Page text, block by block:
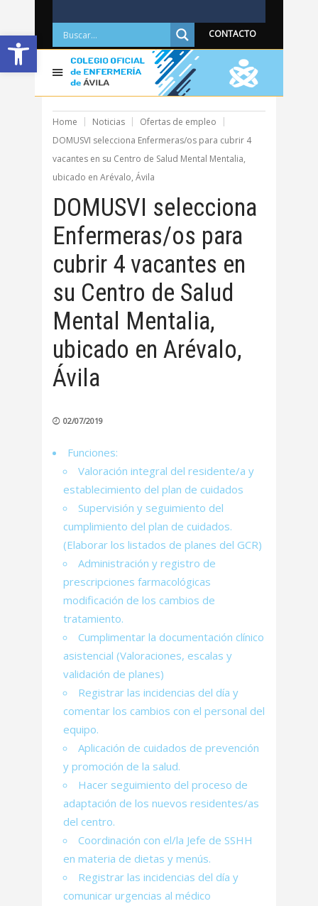
Abrir barra de herramientas CONTACTO
Home Noticias
Ofertas de empleo
DOMUSVI selecciona Enfermeras/os para cubrir 4
vacantes en su Centro de Salud Mental Mentalia,
ubicado en Arévalo, Ávila
DOMUSVI selecciona
Enfermeras/os para
cubrir 4 vacantes en
su Centro de Salud
Mental Mentalia,
ubicado en Arévalo,
Ávila
02/07/2019
Funciones:
Valoración integral del residente/a y
establecimiento del plan de cuidados
Supervisión y seguimiento del
cumplimiento del plan de cuidados.
(Elaborar los listados de planes del GCR)
Administración y registro de
prescripciones farmacológicas
modificación de los cambios de
tratamiento.
Cumplimentar la documentación clínico
asistencial (Valoraciones, escalas y
validación de planes)
Registrar las incidencias del día y
comentar los cambios con el personal del
equipo.
Aplicación de cuidados de prevención
y promoción de la salud.
Hacer seguimiento del proceso de
adaptación de los nuevos residentes/as
del centro.
Coordinación con el/la Jefe de SSHH
en materia de dietas y menús.
Registrar las incidencias del día y
comunicar urgencias al médico